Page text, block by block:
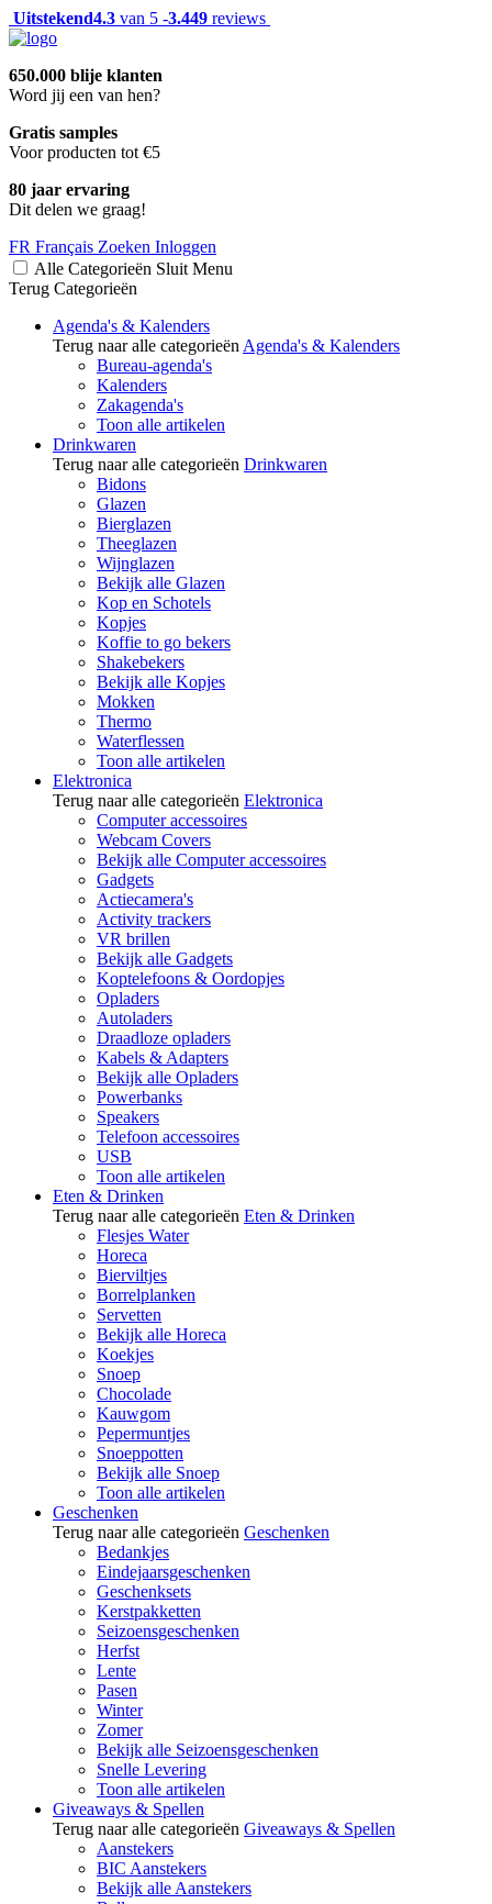
Uitstekend4.3 van 5 -3.449 reviews
650.000 blije klanten
Word jij een van hen?
Gratis samples
Voor producten tot €5
80 jaar ervaring
Dit delen we graag!
FR Français Zoeken Inloggen
Alle Categorieën Sluit Menu
Terug Categorieën
Agenda's & Kalenders
Terug naar alle categorieën Agenda's & Kalenders
Bureau-agenda's
Kalenders
Zakagenda's
Toon alle artikelen
Drinkwaren
Terug naar alle categorieën Drinkwaren
Bidons
Glazen
Bierglazen
Theeglazen
Wijnglazen
Bekijk alle Glazen
Kop en Schotels
Kopjes
Koffie to go bekers
Shakebekers
Bekijk alle Kopjes
Mokken
Thermo
Waterflessen
Toon alle artikelen
Elektronica
Terug naar alle categorieën Elektronica
Computer accessoires
Webcam Covers
Bekijk alle Computer accessoires
Gadgets
Actiecamera's
Activity trackers
VR brillen
Bekijk alle Gadgets
Koptelefoons & Oordopjes
Opladers
Autoladers
Draadloze opladers
Kabels & Adapters
Bekijk alle Opladers
Powerbanks
Speakers
Telefoon accessoires
USB
Toon alle artikelen
Eten & Drinken
Terug naar alle categorieën Eten & Drinken
Flesjes Water
Horeca
Bierviltjes
Borrelplanken
Servetten
Bekijk alle Horeca
Koekjes
Snoep
Chocolade
Kauwgom
Pepermuntjes
Snoeppotten
Bekijk alle Snoep
Toon alle artikelen
Geschenken
Terug naar alle categorieën Geschenken
Bedankjes
Eindejaarsgeschenken
Geschenksets
Kerstpakketten
Seizoensgeschenken
Herfst
Lente
Pasen
Winter
Zomer
Bekijk alle Seizoensgeschenken
Snelle Levering
Toon alle artikelen
Giveaways & Spellen
Terug naar alle categorieën Giveaways & Spellen
Aanstekers
BIC Aanstekers
Bekijk alle Aanstekers